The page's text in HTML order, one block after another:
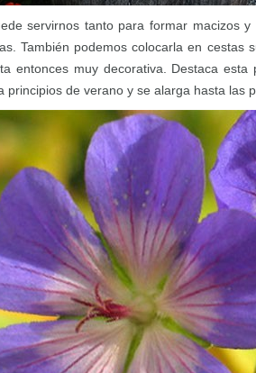
servirnos tanto para formar macizos
También podemos colocarla en cestas
entonces muy decorativa. Destaca
principios de verano y se alarga hasta las